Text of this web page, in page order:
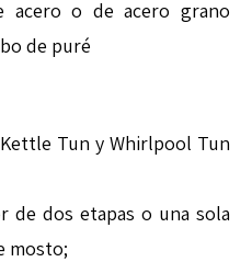
acero o de acero grano
de puré
Tun y Whirlpool Tun
de dos etapas o una sola
mosto;